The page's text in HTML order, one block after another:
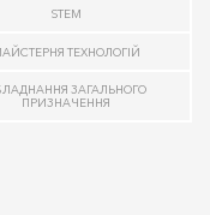
STEM
ТЕХНОЛОГІЙ
ЗАГАЛЬНОГО
ПРИЗНАЧЕННЯ